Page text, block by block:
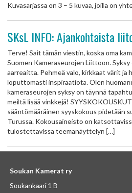
Kuvasarjassa on 3 – 5 kuvaa, joilla on
SKsL INFO: Ajankohtaista
Terve! Sait tämän viestin, koska oma
Suomen Kameraseurojen Liittoon. Syksy
aarreaitta. Pehmeä valo, kirkkaat värit ja
loputtomasti inspiraatiota. Olen
kameraseurojen syksy on täynnä
meiltä lisää vinkkejä!
sääntömääräinen syyskokous pidetään
Turussa. Kokousaineisto on
tulostettavissa teemanäyttelyn […]
Soukan Kamerat ry
Soukankaari 1 B